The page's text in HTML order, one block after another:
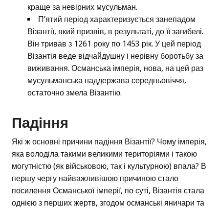
краще за невірних мусульман.
П’ятий період характеризується занепадом
Візантії, який призвів, в результаті, до її загибелі.
Він тривав з 1261 року по 1453 рік. У цей період
Візантія веде відчайдушну і нерівну боротьбу за
виживання. Османська імперія, нова, на цей раз
мусульманська наддержава середньовіччя,
остаточно змела Візантію.
Падіння
Які ж основні причини падіння Візантії? Чому імперія,
яка володіла такими великими територіями і такою
могутністю (як військовою, так і культурною) впала? В
першу чергу найважливішою причиною стало
посилення Османської імперії, по суті, Візантія стала
однією з перших жертв, згодом османські яничари та